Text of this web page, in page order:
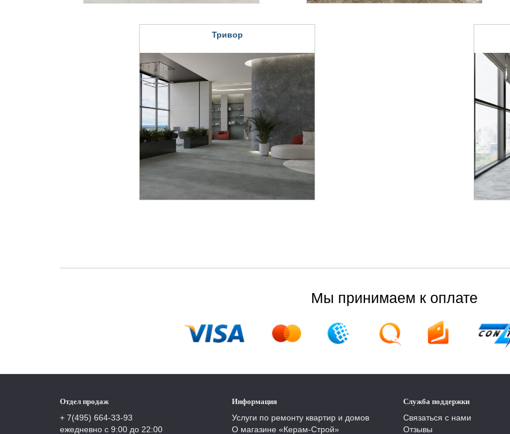
Тривор
Мы принимаем к оплате
Отдел продаж
+ 7(495) 664-33-93
ежедневно с 9:00 до 22:00
Информация
Услуги по ремонту квартир и домов
О магазине «Керам-Строй»
Служба поддержки
Связаться с нами
Отзывы